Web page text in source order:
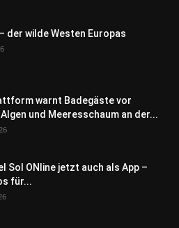
der wilde Westen Europas
warnt Badegäste vor
und Meeresschaum an der...
Sol ONline jetzt auch als App –
für...